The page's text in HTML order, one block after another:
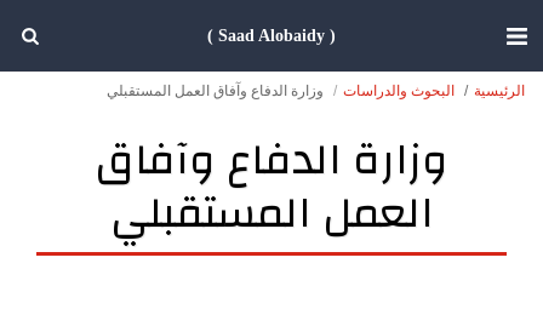
( Saad Alobaidy )
الرئيسية البحوث والدراسات وزارة الدفاع وآفاق العمل المستقبلي
وزارة الدفاع وآفاق
العمل المستقبلي